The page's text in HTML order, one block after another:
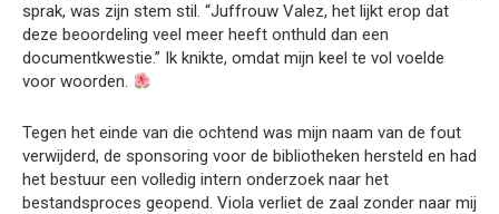
sprak, was zijn stem stil. “Juffrouw Valez, het lijkt erop dat
deze beoordeling veel meer heeft onthuld dan een
documentkwestie.” Ik knikte, omdat mijn keel te vol voelde
voor woorden.
Tegen het einde van die ochtend was mijn naam van de fout
verwijderd, de sponsoring voor de bibliotheken hersteld en had
het bestuur een volledig intern onderzoek naar het
bestandsproces geopend. Viola verliet de zaal zonder naar mij